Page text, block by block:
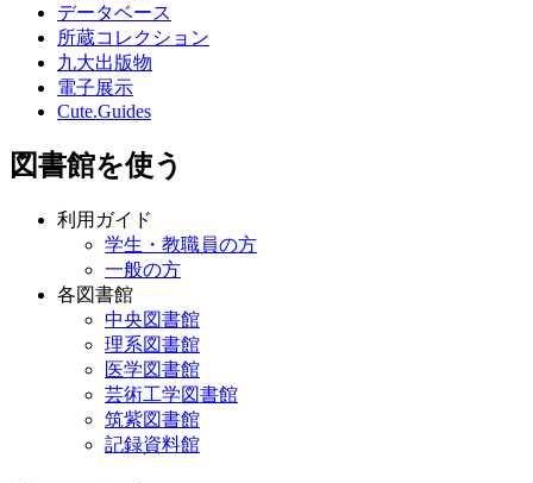
データベース
所蔵コレクション
九大出版物
電子展示
Cute.Guides
図書館を使う
利用ガイド
学生・教職員の方
一般の方
各図書館
中央図書館
理系図書館
医学図書館
芸術工学図書館
筑紫図書館
記録資料館